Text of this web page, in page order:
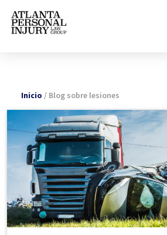
Inicio / Blog sobre lesiones